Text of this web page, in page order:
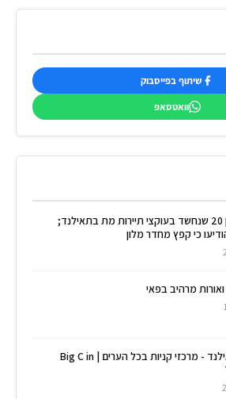
שיתוף בפייסבוק
וואטסאפ
ישראלי בן 20 שנחשד בעוקצי תיירות מת בתאילנד;
כי קפץ מחדר מלון
מרהיב בפאי
ביג סי תאילנד - מרכזי קניות בכל הערים | Big C in